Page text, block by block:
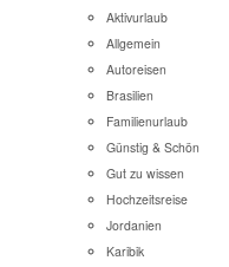
Aktivurlaub
Allgemein
Autoreisen
Brasilien
Familienurlaub
Günstig & Schön
Gut zu wissen
Hochzeitsreise
Jordanien
Karibik